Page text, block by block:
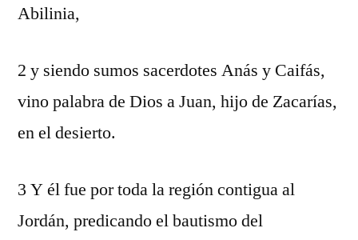
Abilinia,
2 y siendo sumos sacerdotes Anás y Caifás,
vino palabra de Dios a Juan, hijo de Zacarías,
en el desierto.
3 Y él fue por toda la región contigua al
Jordán, predicando el bautismo del